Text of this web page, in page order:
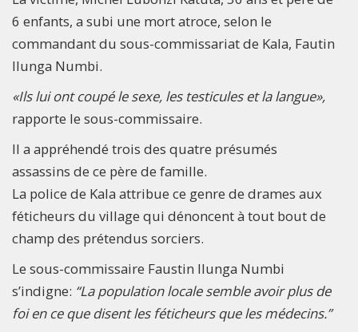
6 enfants, a subi une mort atroce, selon le
commandant du sous-commissariat de Kala, Fautin
Ilunga Numbi.
«Ils lui ont coupé le sexe, les testicules et la langue»,
rapporte le sous-commissaire.
Il a appréhendé trois des quatre présumés
assassins de ce père de famille.
La police de Kala attribue ce genre de drames aux
féticheurs du village qui dénoncent à tout bout de
champ des prétendus sorciers.
Le sous-commissaire Faustin Ilunga Numbi
s’indigne: “La population locale semble avoir plus de
foi en ce que disent les féticheurs que les médecins.”